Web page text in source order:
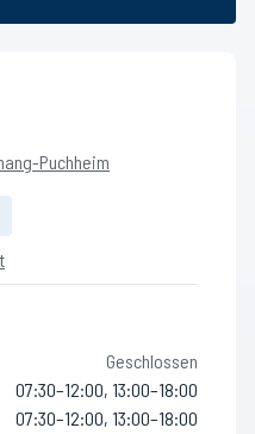
Puchheim
Geschlossen
07:30–12:00, 13:00–18:00
07:30–12:00, 13:00–18:00